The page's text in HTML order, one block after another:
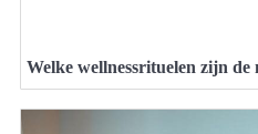
Welke wellnessrituelen zijn de